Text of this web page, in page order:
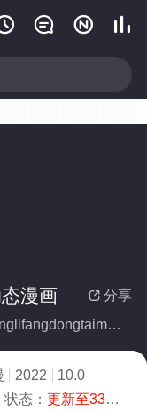
  
 分享
漫画
别名：chaonenglifangdongtaimanhua
2022
10.0
状态： 更新至33集